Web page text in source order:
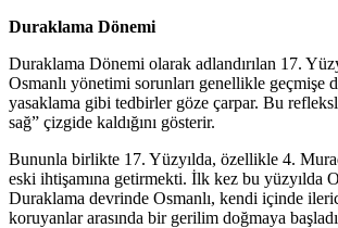
Duraklama Dönemi
Duraklama Dönemi olarak adlandırılan 17.
Osmanlı yönetimi sorunları genellikle geçmişe
yasaklama gibi tedbirler göze çarpar. Bu
sağ” çizgide kaldığını gösterir.
Bununla birlikte 17. Yüzyılda, özellikle 4.
eski ihtişamına getirmekti. İlk kez bu yüzyılda
Duraklama devrinde Osmanlı, kendi içinde
koruyanlar arasında bir gerilim doğmaya